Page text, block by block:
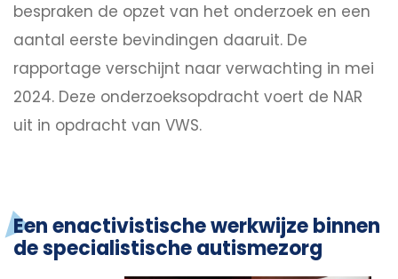
bespraken de opzet van het onderzoek en een
aantal eerste bevindingen daaruit. De
rapportage verschijnt naar verwachting in mei
2024. Deze onderzoeksopdracht voert de NAR
uit in opdracht van VWS.
Een enactivistische werkwijze binnen
de specialistische autismezorg